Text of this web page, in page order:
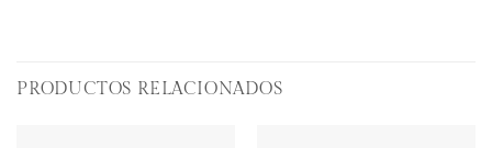
PRODUCTOS RELACIONADOS